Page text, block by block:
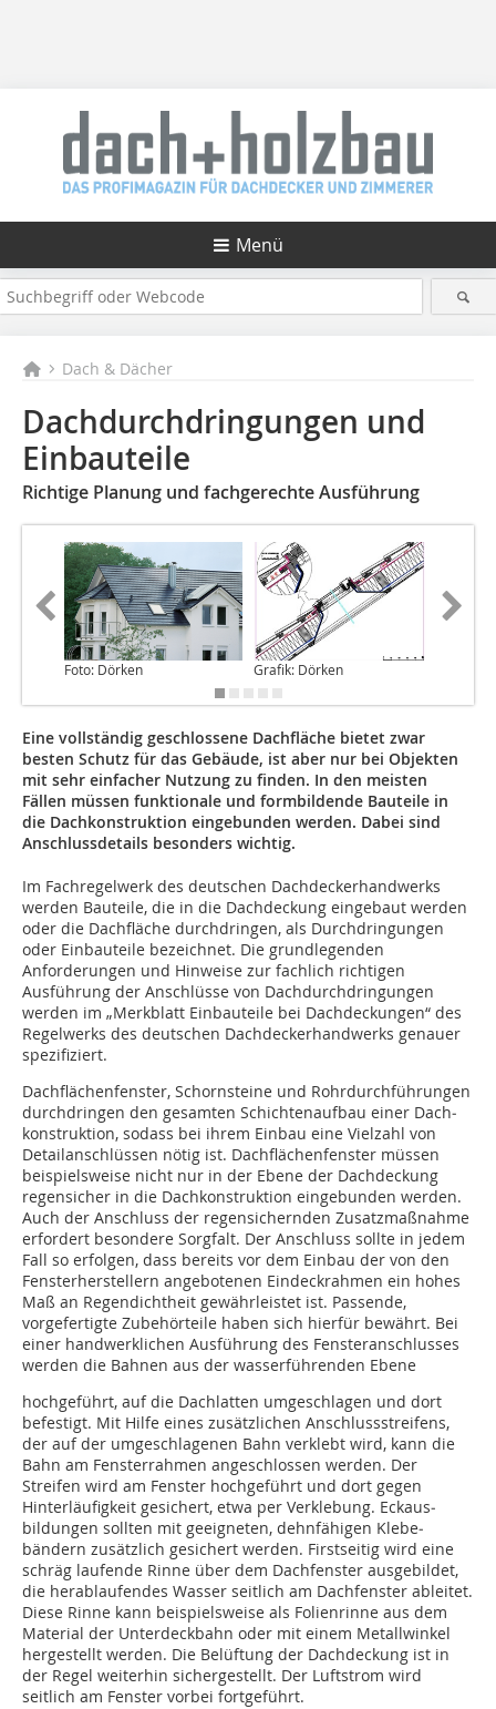
Menü
Dach & Dächer
Dachdurchdringungen und
Einbauteile
Richtige Planung und fachgerechte Ausführung
Foto: Dörken Grafik: Dörken
Eine vollständig geschlossene Dachfläche bietet zwar
besten Schutz für das Gebäude, ist aber nur bei Objekten
mit sehr einfacher Nutzung zu finden. In den meisten
Fällen müssen funktionale und formbildende Bauteile in
die Dach­kon­struktion eingebunden werden. Dabei sind
Anschlussdetails besonders wichtig.
Im Fachregelwerk des deutschen Dachdeckerhandwerks
werden Bauteile, die in die Dachdeckung eingebaut werden
oder die Dachfläche durchdringen, als Durch­dringungen
oder Einbauteile bezeichnet. Die grund­legen­den
Anforderungen und Hinweise zur fachlich richti­gen
Ausführung der Anschlüsse von Dachdurchdringungen
werden im „Merk­blatt Einbauteile bei Dachdeckungen“ des
Regelwerks des deutschen Dachdeckerhandwerks genauer
spezifiziert.
Dachflächenfenster, Schornsteine und Rohrdurch­führun­gen
durchdringen den gesamten Schichtenaufbau einer Dach­
konstruktion, sodass bei ihrem Einbau eine Vielzahl von
Detail­an­schlüs­­sen nötig ist. Dachflächenfenster müssen
beispielsweise nicht nur in der Ebene der Dachdeckung
regensicher in die Dachkonstruktion ein­ge­bunden werden.
Auch der An­schluss der regensichernden Zusatzmaßnahme
erfordert be­­sondere Sorgfalt. Der Anschluss sollte in jedem
Fall so erfolgen, dass bereits vor dem Einbau der von den
Fenste­r­herstellern angebotenen Eindeckrahmen ein hohes
Maß an Regen­dichtheit gewährleistet ist. Passende,
vorgefer­tigte Zubehörteile haben sich hierfür bewährt. Bei
einer handwerklichen Ausführung des Fensteranschlusses
werden die Bahnen aus der wasserführenden Ebene
hoch­geführt, auf die Dachlatten umgeschlagen und dort
befestigt. Mit Hilfe eines zusätzlichen Anschlussstreifens,
der auf der umgeschlagenen Bahn verklebt wird, kann die
Bahn am Fensterrahmen an­geschlossen werden. Der
Streifen wird am Fenster hoch­geführt und dort gegen
Hinter­läu­figkeit gesichert, etwa per Verklebung. Eck­aus­
bildun­gen sollten mit geeigne­ten, dehn­fä­hi­gen Kle­be­­
bändern zu­sätzlich gesichert werden. Firstseitig wird eine
schräg laufende Rinne über dem Dachfenster ausgebildet,
die herablau­fen­des Wasser seitlich am Dach­fenster ableitet.
Diese Rinne kann beispielsweise als Folienrinne aus dem
Material der Unterdeckbahn oder mit einem Metallwinkel
hergestellt werden. Die Belüftung der Dachdeckung ist in
der Regel weiterhin sichergestellt. Der Luftstrom wird
seitlich am Fenster vor­bei fortgeführt.